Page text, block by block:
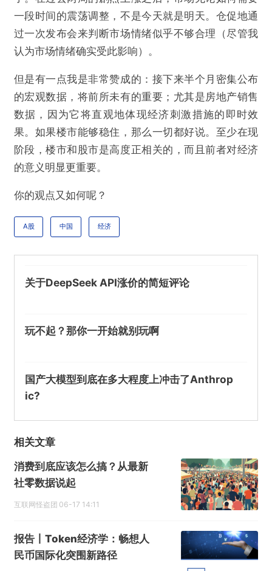
一段时间的震荡调整，不是今天就是明天。仓促地通
过一次发布会来判断市场情绪似乎不够合理（尽管我
认为市场情绪确实受此影响）。
但是有一点我是非常赞成的：接下来半个月密集公布
的宏观数据，将前所未有的重要；尤其是房地产销售
数据，因为它将直观地体现经济刺激措施的即时效
果。如果楼市能够稳住，那么一切都好说。至少在现
阶段，楼市和股市是高度正相关的，而且前者对经济
的意义明显更重要。
你的观点又如何呢？
A股 中国 经济
关于DeepSeek API涨价的简短评论
玩不起？那你一开始就别玩啊
国产大模型到底在多大程度上冲击了Anthrop
ic?
相关文章
消费到底应该怎么搞？从最新
社零数据说起
互联网怪盗团 06-17 14:11
报告丨Token经济学：畅想人
民币国际化突围新路径